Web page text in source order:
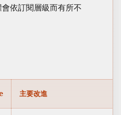
依訂閱層級而有所不
主要改進